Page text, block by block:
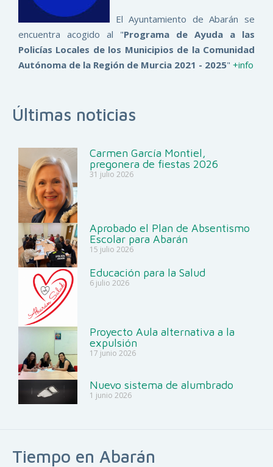
El Ayuntamiento de Abarán se
encuentra acogido al "Programa de Ayuda a las
Policías Locales de los Municipios de la Comunidad
Autónoma de la Región de Murcia 2021 - 2025" +info
Tiempo en Abarán
Últimas noticias
Carmen García Montiel,
pregonera de fiestas 2026
31 julio 2026
Aprobado el Plan de Absentismo
Escolar para Abarán
15 julio 2026
Educación para la Salud
6 julio 2026
Proyecto Aula alternativa a la
expulsión
17 junio 2026
Nuevo sistema de alumbrado
1 junio 2026